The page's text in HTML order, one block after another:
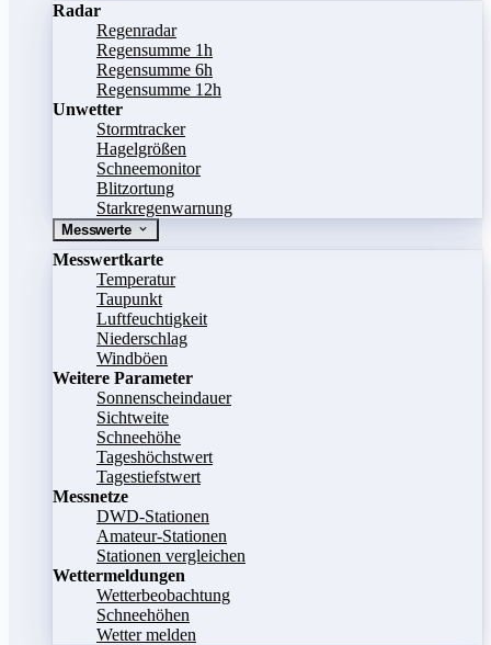
Radar
Regenradar
Regensumme 1h
Regensumme 6h
Regensumme 12h
Unwetter
Stormtracker
Hagelgrößen
Schneemonitor
Blitzortung
Starkregenwarnung
Messwerte
Messwertkarte
Temperatur
Taupunkt
Luftfeuchtigkeit
Niederschlag
Windböen
Weitere Parameter
Sonnenscheindauer
Sichtweite
Schneehöhe
Tageshöchstwert
Tagestiefstwert
Messnetze
DWD-Stationen
Amateur-Stationen
Stationen vergleichen
Wettermeldungen
Wetterbeobachtung
Schneehöhen
Wetter melden